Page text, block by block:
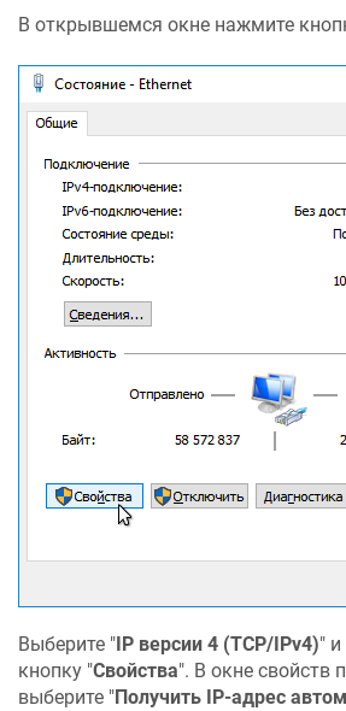
В открывшемся окне нажмите
Выберите "IP версии 4 (TCP/IPv4)"
кнопку "Свойства". В окне свойств
выберите "Получить IP-адрес